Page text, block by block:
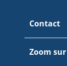
Contact
Zoom sur